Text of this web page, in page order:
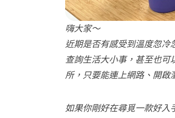
嗨大家～
近期是否有感受到溫度忽冷
查詢生活大小事，甚至也可
所，只要能連上網路、開啟
如果你剛好在尋覓一款好入